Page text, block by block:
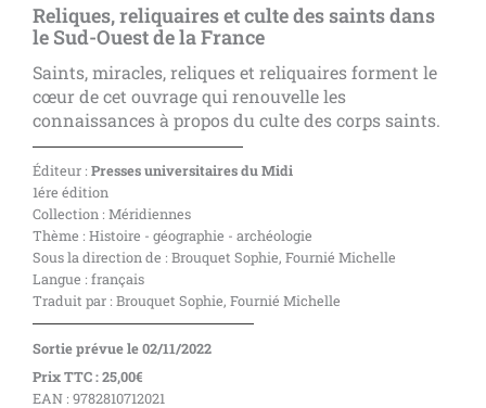
Reliques, reliquaires et culte des saints dans
le Sud-Ouest de la France
Saints, miracles, reliques et reliquaires forment le
cœur de cet ouvrage qui renouvelle les
connaissances à propos du culte des corps saints.
Éditeur : Presses universitaires du Midi
1ére édition
Collection : Méridiennes
Thème : Histoire - géographie - archéologie
Sous la direction de : Brouquet Sophie, Fournié Michelle
Langue : français
Traduit par : Brouquet Sophie, Fournié Michelle
Sortie prévue le 02/11/2022
Prix TTC : 25,00€
EAN : 9782810712021